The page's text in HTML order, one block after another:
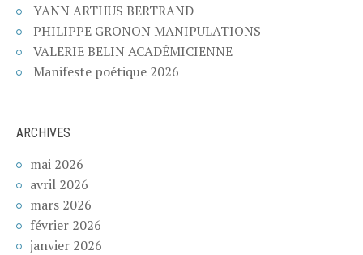
YANN ARTHUS BERTRAND
PHILIPPE GRONON MANIPULATIONS
VALERIE BELIN ACADÉMICIENNE
Manifeste poétique 2026
ARCHIVES
mai 2026
avril 2026
mars 2026
février 2026
janvier 2026